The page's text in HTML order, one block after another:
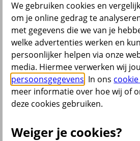
Fietsverzekering
Inboedelverzekering
Opstalverzekering
Overlijdensrisicoverzekering
Reisverzekering
Rechtsbijstandverzekering
Scooterverzekering
Woonverzekering
Alle verzekeringen
Bekijk ook
Groene kaart auto
We gebruiken cookies en
om je online gedrag te
met gegevens die we van je
welke advertenties werken en
persoonlijker helpen via onze
media. Hiermee verwerken wij
persoonsgegevens . In ons
meer informatie over hoe wij of
deze cookies gebruiken.
Weiger je cookies?